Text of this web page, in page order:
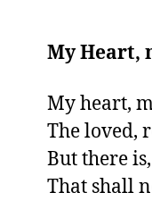
My Heart,
My heart,
The loved,
But there
That shall